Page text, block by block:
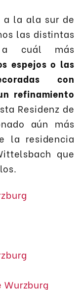
a la ala sur de
las distintas
a cuál más
espejos o las
con
refinamiento
Residenz de
aún más
la residencia
que